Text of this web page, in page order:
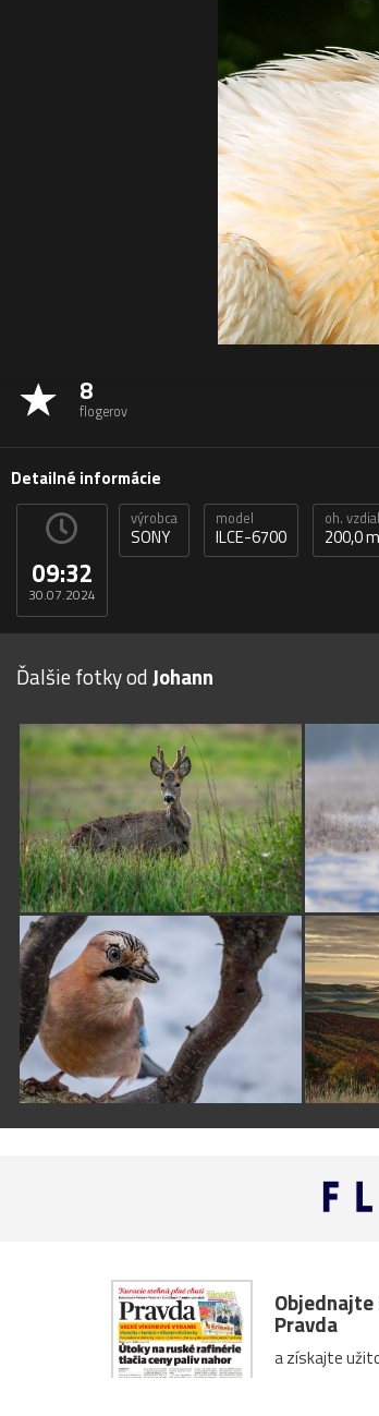
8
flogerov
Detailné informácie
09:32
30.07.2024
výrobca
SONY
model
ILCE-6700
oh.
200,0
Ďalšie fotky odJohann
Pravda
a získajte